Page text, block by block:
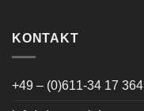
KONTAKT
+49 – (0)611-34 17 364